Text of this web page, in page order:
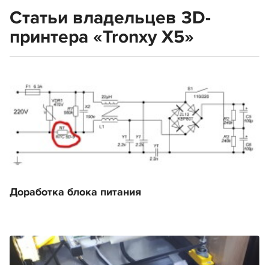
Статьи владельцев 3D-
принтера «Tronxy X5»
Доработка блока питания